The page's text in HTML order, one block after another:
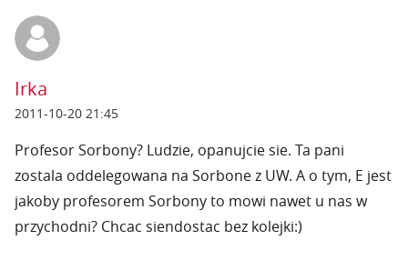
Irka
2011-10-20 21:45
Profesor Sorbony? Ludzie, opanujcie sie. Ta pani
zostala oddelegowana na Sorbone z UW. A o tym, E jest
jakoby profesorem Sorbony to mowi nawet u nas w
przychodni? Chcac siendostac bez kolejki:)